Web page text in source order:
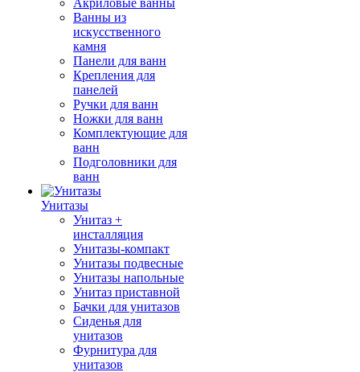
Акриловые ванны
Ванны из
искусственного
камня
Панели для ванн
Крепления для
панелей
Ручки для ванн
Ножки для ванн
Комплектующие для
ванн
Подголовники для
ванн
Унитазы
Унитаз +
инсталляция
Унитазы-компакт
Унитазы подвесные
Унитазы напольные
Унитаз приставной
Бачки для унитазов
Сиденья для
унитазов
Фурнитура для
унитазов